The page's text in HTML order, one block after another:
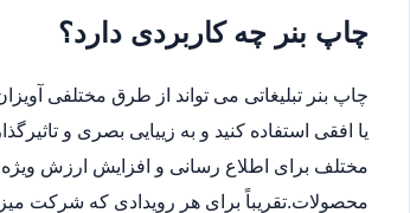
چاپ بنر چه کاربردی دارد؟
چاپ بنر تبلیغاتی می تواند از طرق مختلفی
یا افقی استفاده کنید و به زییایی بصری و
مختلف برای اطلاع رسانی و افزایش ارزش ویژه
محصولات.تقریباً برای هر رویدادی که شرکت